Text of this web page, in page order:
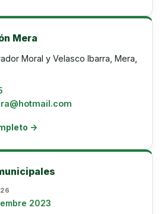
Mera
Moral y Velasco Ibarra, Mera,
→
2023